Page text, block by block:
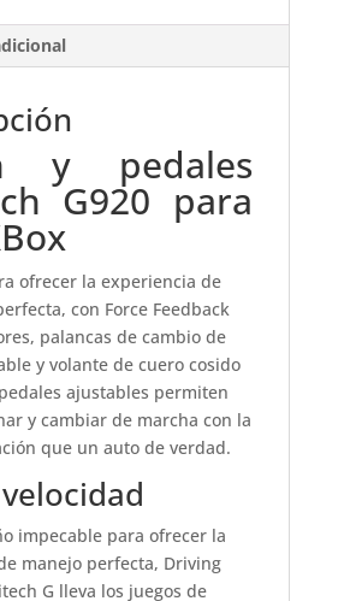
y pedales
G920 para
ofrecer la experiencia de
con Force Feedback
palancas de cambio de
y volante de cuero cosido
ajustables permiten
y cambiar de marcha con la
que un auto de verdad.
impecable para ofrecer la
manejo perfecta, Driving
G lleva los juegos de